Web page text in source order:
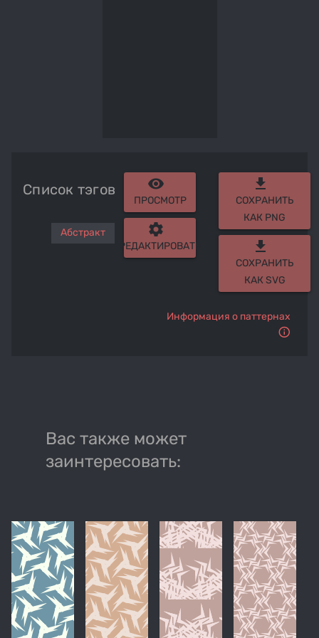
Список тэгов
Абстракт
remove_red_eye
ПРОСМОТР
settings
РЕДАКТИРОВАТЬ
get_app
СОХРАНИТЬ
КАК PNG
get_app
СОХРАНИТЬ
КАК SVG
Информация о паттернах
Вас также может
заинтересовать: